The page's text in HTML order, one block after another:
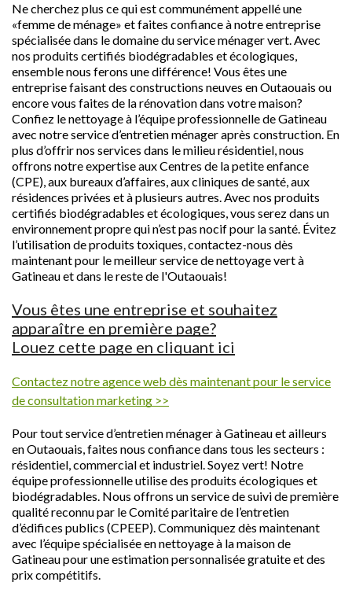
Ne cherchez plus ce qui est communément appellé une
«femme de ménage» et faites confiance à notre entreprise
spécialisée dans le domaine du service ménager vert. Avec
nos produits certifiés biodégradables et écologiques,
ensemble nous ferons une différence! Vous êtes une
entreprise faisant des constructions neuves en Outaouais ou
encore vous faites de la rénovation dans votre maison?
Confiez le nettoyage à l’équipe professionnelle de Gatineau
avec notre service d’entretien ménager après construction. En
plus d’offrir nos services dans le milieu résidentiel, nous
offrons notre expertise aux Centres de la petite enfance
(CPE), aux bureaux d’affaires, aux cliniques de santé, aux
résidences privées et à plusieurs autres. Avec nos produits
certifiés biodégradables et écologiques, vous serez dans un
environnement propre qui n’est pas nocif pour la santé. Évitez
l’utilisation de produits toxiques, contactez-nous dès
maintenant pour le meilleur service de nettoyage vert à
Gatineau et dans le reste de l'Outaouais!
Vous êtes une entreprise et souhaitez
apparaître en première page?
Louez cette page en cliquant ici
Contactez notre agence web dès maintenant pour le service
de consultation marketing >>
Pour tout service d’entretien ménager à Gatineau et ailleurs
en Outaouais, faites nous confiance dans tous les secteurs :
résidentiel, commercial et industriel. Soyez vert! Notre
équipe professionnelle utilise des produits écologiques et
biodégradables. Nous offrons un service de suivi de première
qualité reconnu par le Comité paritaire de l’entretien
d’édifices publics (CPEEP). Communiquez dès maintenant
avec l’équipe spécialisée en nettoyage à la maison de
Gatineau pour une estimation personnalisée gratuite et des
prix compétitifs.